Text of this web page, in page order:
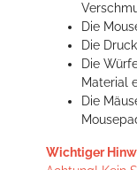
Die
Die
Die
Material
Die
Wichtiger